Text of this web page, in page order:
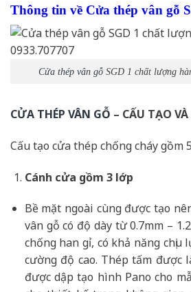
Thông tin về Cửa thép vân gỗ
Cửa thép vân gỗ SGD 1 chất lượng
CỬA THÉP VÂN GỖ – CẤU TẠO
Cấu tạo cửa thép chống cháy gồm
Cánh cửa gồm 3 lớp
Bề mặt ngoài cùng được tạo
vân gỗ có độ dày từ 0.7mm –
chống han gỉ, có khả năng chịu
cường độ cao. Thép tấm được
được dập tạo hình Pano cho